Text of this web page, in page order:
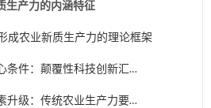
生产力的内涵特征
成农业新质生产力的理论框架
条件：颠覆性科技创新汇聚
能
升级：传统农业生产力要素